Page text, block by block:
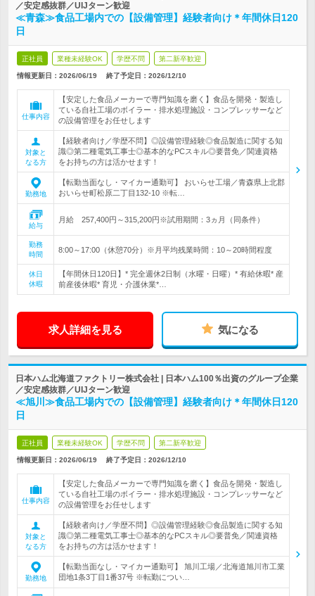
／安定感抜群／UIJターン歓迎
≪青森≫食品工場内での【設備管理】経験者向け＊年間休日120
日
正社員 業種未経験OK 学歴不問 第二新卒歓迎
情報更新日：2026/06/19 終了予定日： 2026/12/10
仕事内容
【安定した食品メーカーで専門知識を磨く】食品を開発・製造し
ている自社工場のボイラー・排水処理施設・コンプレッサーなど
の設備管理をお任せします
対象と
なる方
【経験者向け／学歴不問】◎設備管理経験◎食品製造に関する知
識◎第二種電気工事士◎基本的なPCスキル◎要普免／関連資格
をお持ちの方は活かせます！
勤務地
【転勤当面なし・マイカー通勤可】 おいらせ工場／青森県上北郡
おいらせ町松原二丁目132-10 ※転…
給与
月給 257,400円～315,200円※試用期間：3ヵ月（同条件）
勤務
時間
8:00～17:00（休憩70分）※月平均残業時間：10～20時間程度
休日
休暇
【年間休日120日】* 完全週休2日制（水曜・日曜）* 有給休暇* 産
前産後休暇* 育児・介護休業*…
求人詳細を見る 気になる
日本ハム北海道ファクトリー株式会社 | 日本ハム100％出資のグループ企業
／安定感抜群／UIJターン歓迎
≪旭川≫食品工場内での【設備管理】経験者向け＊年間休日120
日
正社員 業種未経験OK 学歴不問 第二新卒歓迎
情報更新日：2026/06/19 終了予定日： 2026/12/10
仕事内容
【安定した食品メーカーで専門知識を磨く】食品を開発・製造し
ている自社工場のボイラー・排水処理施設・コンプレッサーなど
の設備管理をお任せします
対象と
なる方
【経験者向け／学歴不問】◎設備管理経験◎食品製造に関する知
識◎第二種電気工事士◎基本的なPCスキル◎要普免／関連資格
をお持ちの方は活かせます！
勤務地
【転勤当面なし・マイカー通勤可】 旭川工場／北海道旭川市工業
団地1条3丁目1番37号 ※転勤につい…